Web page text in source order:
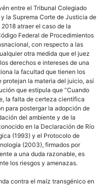
entre el Tribunal Colegiado
la Suprema Corte de Justicia de
atraer el caso de la
Federal de Procedimientos
con respecto a las
otra medida que el juez
derechos e intereses de una
la facultad que tienen los
la materia del juicio, así
que estipula que “Cuando
la falta de certeza científica
para postergar la adopción de
del ambiente y de la
en la Declaración de Río
(1993) y el Protocolo de
(2003), firmados por
a una duda razonable, es
los riesgos y amenazas.
contra el maíz transgénico en